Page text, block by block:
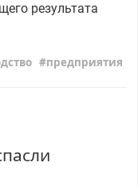
результата
предприятия